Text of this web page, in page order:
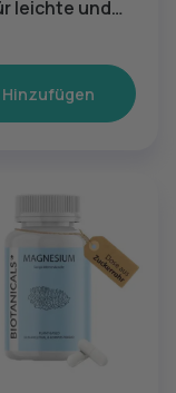
leichte und
Hinzufügen